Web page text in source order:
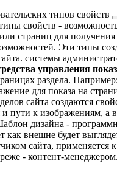
типов свойств
свойств -
страниц для
Эти типы
системы
управления
раздела. Например:
для показа на
сайта создаются
и пути к изображениям, а в
дизайна -
как внешне будет
сайта, применяется
- контент-менеджером.